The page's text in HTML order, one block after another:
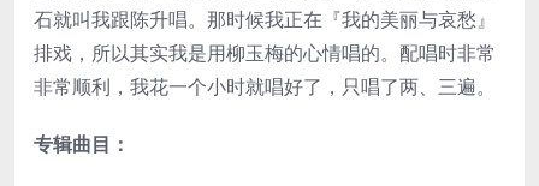
石就叫我跟陈升唱。那时候我正在『我的美丽与哀愁』
排戏，所以其实我是用柳玉梅的心情唱的。配唱时非常
非常顺利，我花一个小时就唱好了，只唱了两、三遍。
专辑曲目：